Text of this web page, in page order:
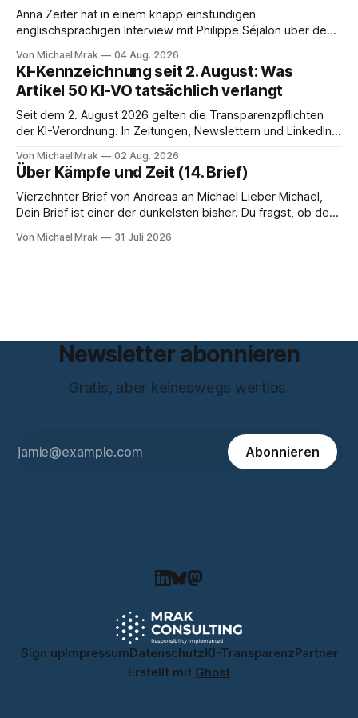
Anna Zeiter hat in einem knapp einstündigen
englischsprachigen Interview mit Philippe Séjalon über den
über zehn Jahre Datenschutzbeauftragte bei eBay und hat
zum Thema Meinungsfreiheit promoviert. Das Gespräch ist
inhaltlich dichter als die meisten Kurzinterviews zum Thema
und beantwortet einige Fragen,
Von Michael Mrak 04 Aug. 2026
KI-Kennzeichnung seit 2. August: Was
Artikel 50 KI-VO tatsächlich verlangt
Seit dem 2. August 2026 gelten die Transparenzpflichten
der KI-Verordnung. In Zeitungen, Newslettern und LinkedIn-
trotzdem falsch ist: Ab jetzt müsse alles gekennzeichnet
werden, was mit künstlicher Intelligenz entstanden sei. Das
stimmt so nicht. Artikel 50 der KI-Verordnung
Von Michael Mrak 02 Aug. 2026
Über Kämpfe und Zeit (14. Brief)
Vierzehnter Brief von Andreas an Michael Lieber Michael,
Dein Brief ist einer der dunkelsten bisher. Du fragst, ob der
letzten Hebel, der sich noch bewegt, und zwischen Deinen
Von Michael Mrak 31 Juli 2026
Newsletter abonnieren
Gratis, aber keineswegs wertlos.
Abonnieren
Sign upImpressumDatenschutzKI-TransparenzPartner
Erstellt mit Ghost